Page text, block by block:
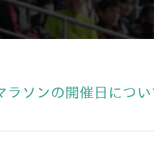
ラソンの開催日につい